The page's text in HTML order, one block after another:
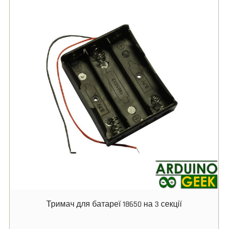
Тримач для батареї 18650 на 3 секції